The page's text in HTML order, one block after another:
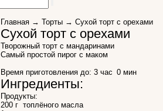
Главная→ Торты→ Сухой торт с орехами
Сухой торт с орехами
Творожный торт с мандаринами
Cамый простой пирог с маком
Время приготовления до: 3 час 0 мин
Ингредиенты:
Продукты:
200 г топлёного масла